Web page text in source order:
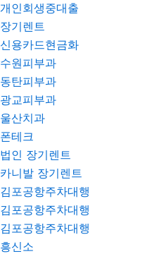
개인회생중대출
장기렌트
신용카드현금화
수원피부과
동탄피부과
광교피부과
울산치과
폰테크
법인 장기렌트
카니발 장기렌트
김포공항주차대행
김포공항주차대행
김포공항주차대행
흥신소